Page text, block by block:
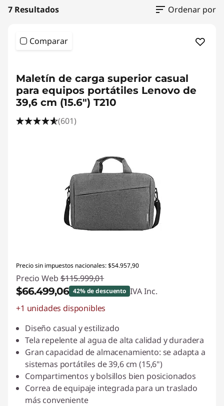
7 Resultados Ordenar por
Comparar
Maletín de carga superior casual
para equipos portátiles Lenovo de
39,6 cm (15.6") T210
(601)
Precio sin impuestos nacionales: $54.957,90
Precio Web $115.999,01
$66.499,06 42% de descuento IVA Inc.
Descuento prod (inc IVA) :
+1 unidades disponibles
Diseño casual y estilizado
Tela repelente al agua de alta calidad y duradera
Gran capacidad de almacenamiento: se adapta a
sistemas portátiles de 39,6 cm (15,6")
Compartimentos y bolsillos bien posicionados
Correa de equipaje integrada para un traslado
más conveniente